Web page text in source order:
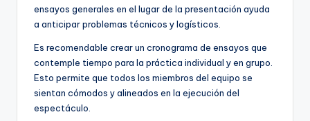
ensayos generales en el lugar de la presentación ayuda
a anticipar problemas técnicos y logísticos.
Es recomendable crear un cronograma de ensayos que
contemple tiempo para la práctica individual y en grupo.
Esto permite que todos los miembros del equipo se
sientan cómodos y alineados en la ejecución del
espectáculo.